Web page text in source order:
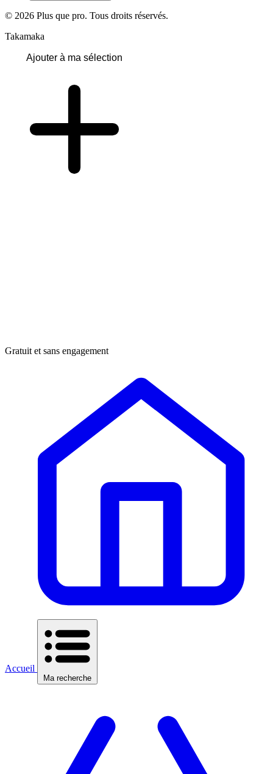
© 2026 Plus que pro. Tous droits réservés.
Takamaka
Ajouter à ma sélection
Gratuit et sans engagement
Accueil
Ma recherche